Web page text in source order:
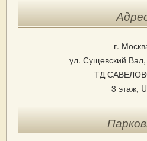
г.
ул. Сущевский
ТД
3 этаж,